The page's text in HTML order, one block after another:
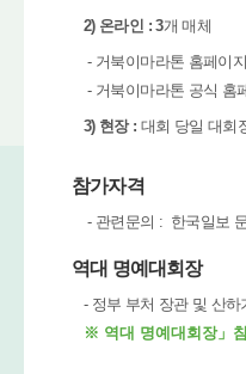
2) 온라인 : 3개 매체
- 거북이마라톤 홈페이
- 거북이마라톤 공식 홈
3) 현장 : 대회 당일 대회
참가자격
- 관련문의 : 한국일보
역대 명예대회장
- 정부 부처 장관 및 산하
※ 역대 명예대회장」